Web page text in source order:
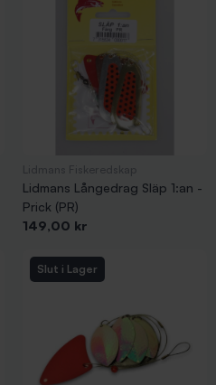
Lidmans Långedrag Släp 1:an -
Prick (PR)
Pris
149,00 kr
Slut i Lager